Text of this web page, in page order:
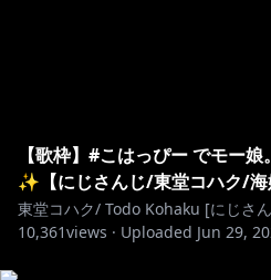
https://youtu.be/
si=85uk7CDlHsC7HkEK
【歌枠】#こはっぴー でモー
✨【にじさんじ/東堂コハク/海
東堂コハク/ Todo Kohaku [にじさ
10,361views · Uploaded Jun 29,